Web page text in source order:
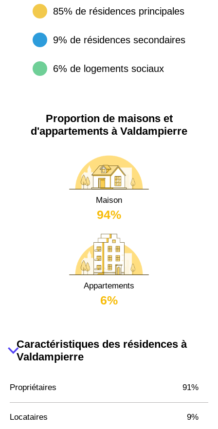
85% de résidences principales
9% de résidences secondaires
6% de logements sociaux
Proportion de maisons et
d'appartements à Valdampierre
Maison
94%
Appartements
6%
Caractéristiques des résidences à
Valdampierre
Propriétaires 91%
Locataires 9%